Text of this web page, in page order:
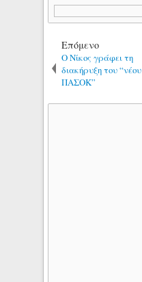
Επόμενο
Ο Νίκος γράφει τη
διακήρυξη του “νέου
ΠΑΣΟΚ”